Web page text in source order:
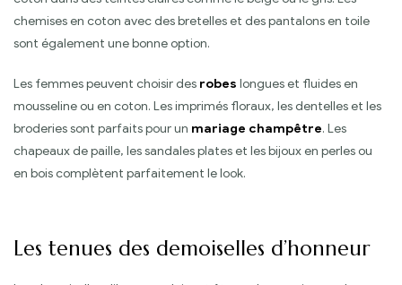
chemises en coton avec des bretelles et des pantalons en toile
sont également une bonne option.
Les femmes peuvent choisir des robes longues et fluides en
mousseline ou en coton. Les imprimés floraux, les dentelles et les
broderies sont parfaits pour un mariage champêtre. Les
chapeaux de paille, les sandales plates et les bijoux en perles ou
en bois complètent parfaitement le look.
Les tenues des demoiselles d’honneur